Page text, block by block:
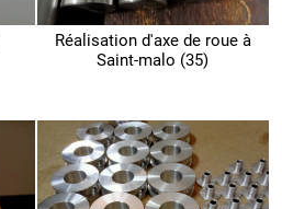
Réalisation d'axe de roue à
Saint-malo (35)